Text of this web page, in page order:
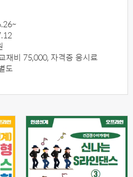
재비 75,000, 자격증 응시료
도